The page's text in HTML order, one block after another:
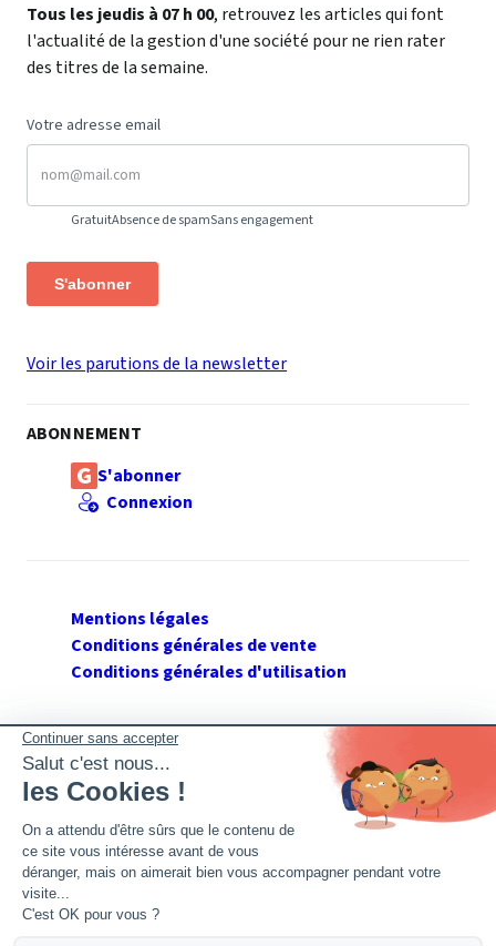
Tous les jeudis à 07 h 00, retrouvez les articles qui font
l'actualité de la gestion d'une société pour ne rien rater
des titres de la semaine.
Votre adresse email
GratuitAbsence de spamSans engagement
S'abonner
Voir les parutions de la newsletter
ABONNEMENT
S'abonner
Connexion
Mentions légales
Conditions générales de vente
Conditions générales d'utilisation
SUIVEZ GERANT DE SARL
Twitter
Facebook